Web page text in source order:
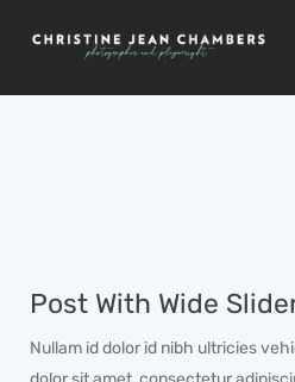
Post With Wide
Nullam id dolor id nibh ultricies